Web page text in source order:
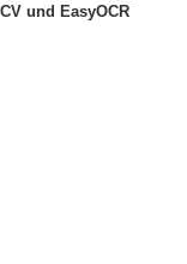
und EasyOCR